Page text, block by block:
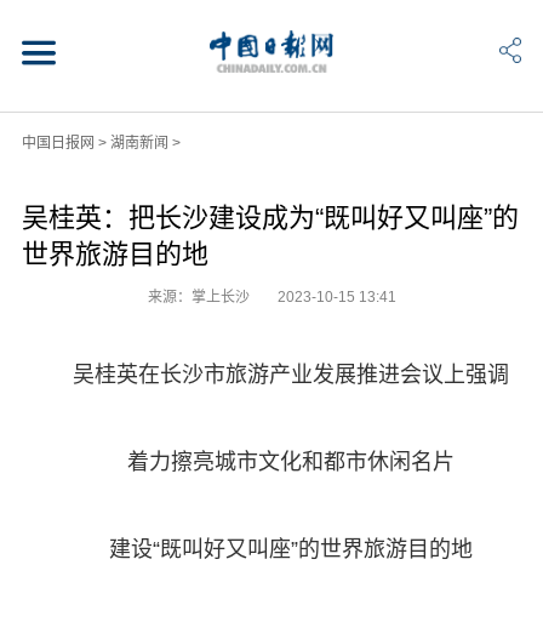
中国日报网 > 湖南新闻 >
吴桂英：把长沙建设成为“既叫好又叫座”的
世界旅游目的地
来源：掌上长沙 2023-10-15 13:41
吴桂英在长沙市旅游产业发展推进会议上强调
着力擦亮城市文化和都市休闲名片
建设“既叫好又叫座”的世界旅游目的地